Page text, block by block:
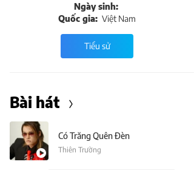
Ngày sinh:
Quốc gia: Việt Nam
Tiểu sử
Bài hát
Có Trăng Quên Đèn
Thiên Trường